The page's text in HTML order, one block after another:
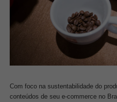
Com foco na sustentabilidade do
conteúdos de seu e-commerce no